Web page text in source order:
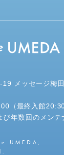
メッセージ梅
（最終入館20:30
年数回のメンテ
UMEDA,